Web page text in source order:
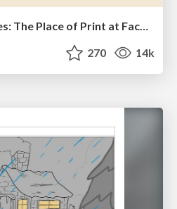
Imperfection Machines: The Place of Print at Facebook
270 14k